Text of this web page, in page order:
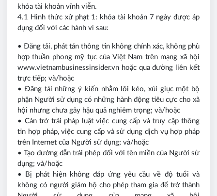
khóa tài khoản vĩnh viễn.
4.1 Hình thức xử phạt 1: khóa tài khoản 7 ngày được áp
dụng đối với các hành vi sau:
• Đăng tải, phát tán thông tin không chính xác, không phù
hợp thuần phong mỹ tục của Việt Nam trên mạng xã hội
www.vietnambusinessinsider.vn hoặc qua đường liên kết
trực tiếp; và/hoặc
• Đăng tải những ý kiến nhằm lôi kéo, xúi giục một bộ
phận Người sử dụng có những hành động tiêu cực cho xã
hội nhưng chưa gây hậu quả nghiêm trọng; và/hoặc
• Cản trở trái pháp luật việc cung cấp và truy cập thông
tin hợp pháp, việc cung cấp và sử dụng dịch vụ hợp pháp
trên Internet của Người sử dụng; và/hoặc
• Tạo đường dẫn trái phép đối với tên miền của Người sử
dụng; và/hoặc
• Bị phát hiện không đáp ứng yêu cầu về độ tuổi và
không có người giám hộ cho phép tham gia để trở thành